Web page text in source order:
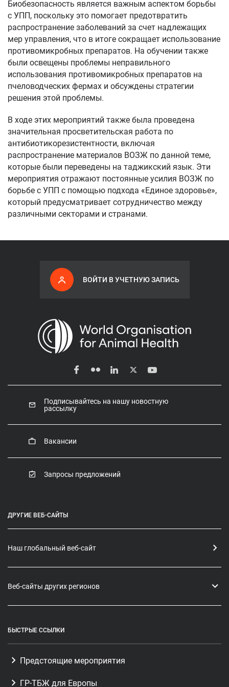
Биобезопасность является важным аспектом борьбы
с УПП, поскольку это помогает предотвратить
распространение заболеваний за счет надлежащих
мер управления, что в итоге сокращает использование
противомикробных препаратов. На обучении также
были освещены проблемы неправильного
использования противомикробных препаратов на
пчеловодческих фермах и обсуждены стратегии
решения этой проблемы.
В ходе этих мероприятий также была проведена
значительная просветительская работа по
антибиотикорезистентности, включая
распространение материалов ВОЗЖ по данной теме,
которые были переведены на таджикский язык. Эти
мероприятия отражают постоянные усилия ВОЗЖ по
борьбе с УПП с помощью подхода «Единое здоровье»,
который предусматривает сотрудничество между
различными секторами и странами.
ВОЙТИ В УЧЕТНУЮ ЗАПИСЬ
Подписывайтесь на нашу новостную
рассылку
Вакансии
Запросы предложений
ДРУГИЕ ВЕБ-САЙТЫ
Наш глобальный веб-сайт
Веб-сайты других регионов
БЫСТРЫЕ ССЫЛКИ
Предстоящие мероприятия
ГР-ТБЖ для Европы